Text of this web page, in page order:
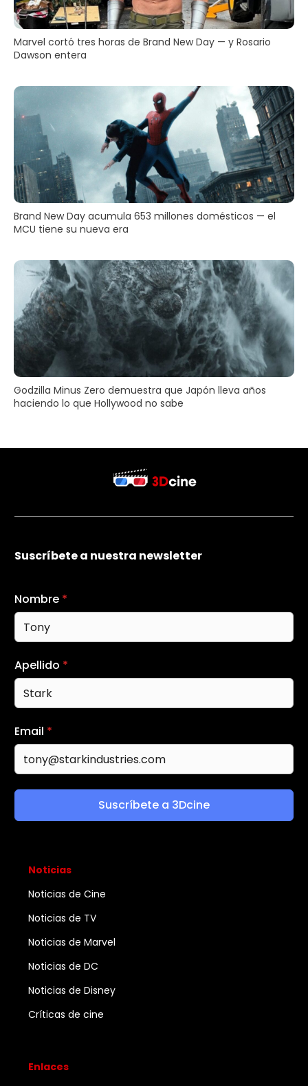
Marvel cortó tres horas de Brand New Day — y Rosario
Dawson entera
Brand New Day acumula 653 millones domésticos — el
MCU tiene su nueva era
Godzilla Minus Zero demuestra que Japón lleva años
haciendo lo que Hollywood no sabe
Suscríbete a nuestra newsletter
Nombre *
Apellido *
Email *
Suscríbete a 3Dcine
Noticias
Noticias de Cine
Noticias de TV
Noticias de Marvel
Noticias de DC
Noticias de Disney
Críticas de cine
Enlaces